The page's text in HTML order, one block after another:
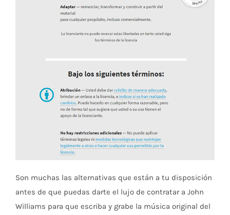
Son muchas las alternativas que están a tu disposición
antes de que puedas darte el lujo de contratar a John
Williams para que escriba y grabe la música original del